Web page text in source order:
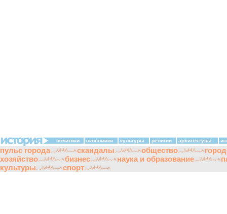
политики экономики культуры религии архитектуры
пульс города скандалы общество
хозяйство
бизнес наука и образование
культуры
спорт